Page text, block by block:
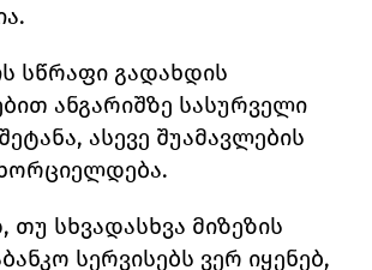
სწრაფი გადახდის
ანგარიშზე სასურველი
ასევე შუამავლების
სხვადასხვა მიზეზის
სერვისებს ვერ იყენებ,